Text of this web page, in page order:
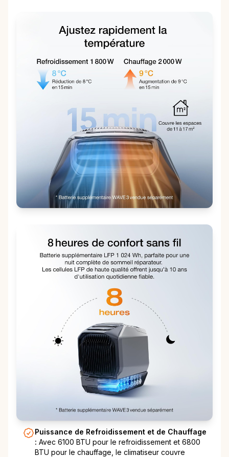
Puissance de Refroidissement et de Chauffage
: Avec 6100 BTU pour le refroidissement et 6800
BTU pour le chauffage, le climatiseur couvre